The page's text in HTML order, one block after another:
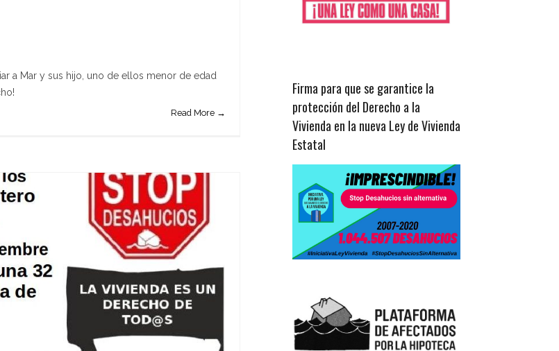
a Mar y sus hijo, uno de ellos menor de edad
Read More →
Firma para que se garantice la
protección del Derecho a la
Vivienda en la nueva Ley de Vivienda
Estatal